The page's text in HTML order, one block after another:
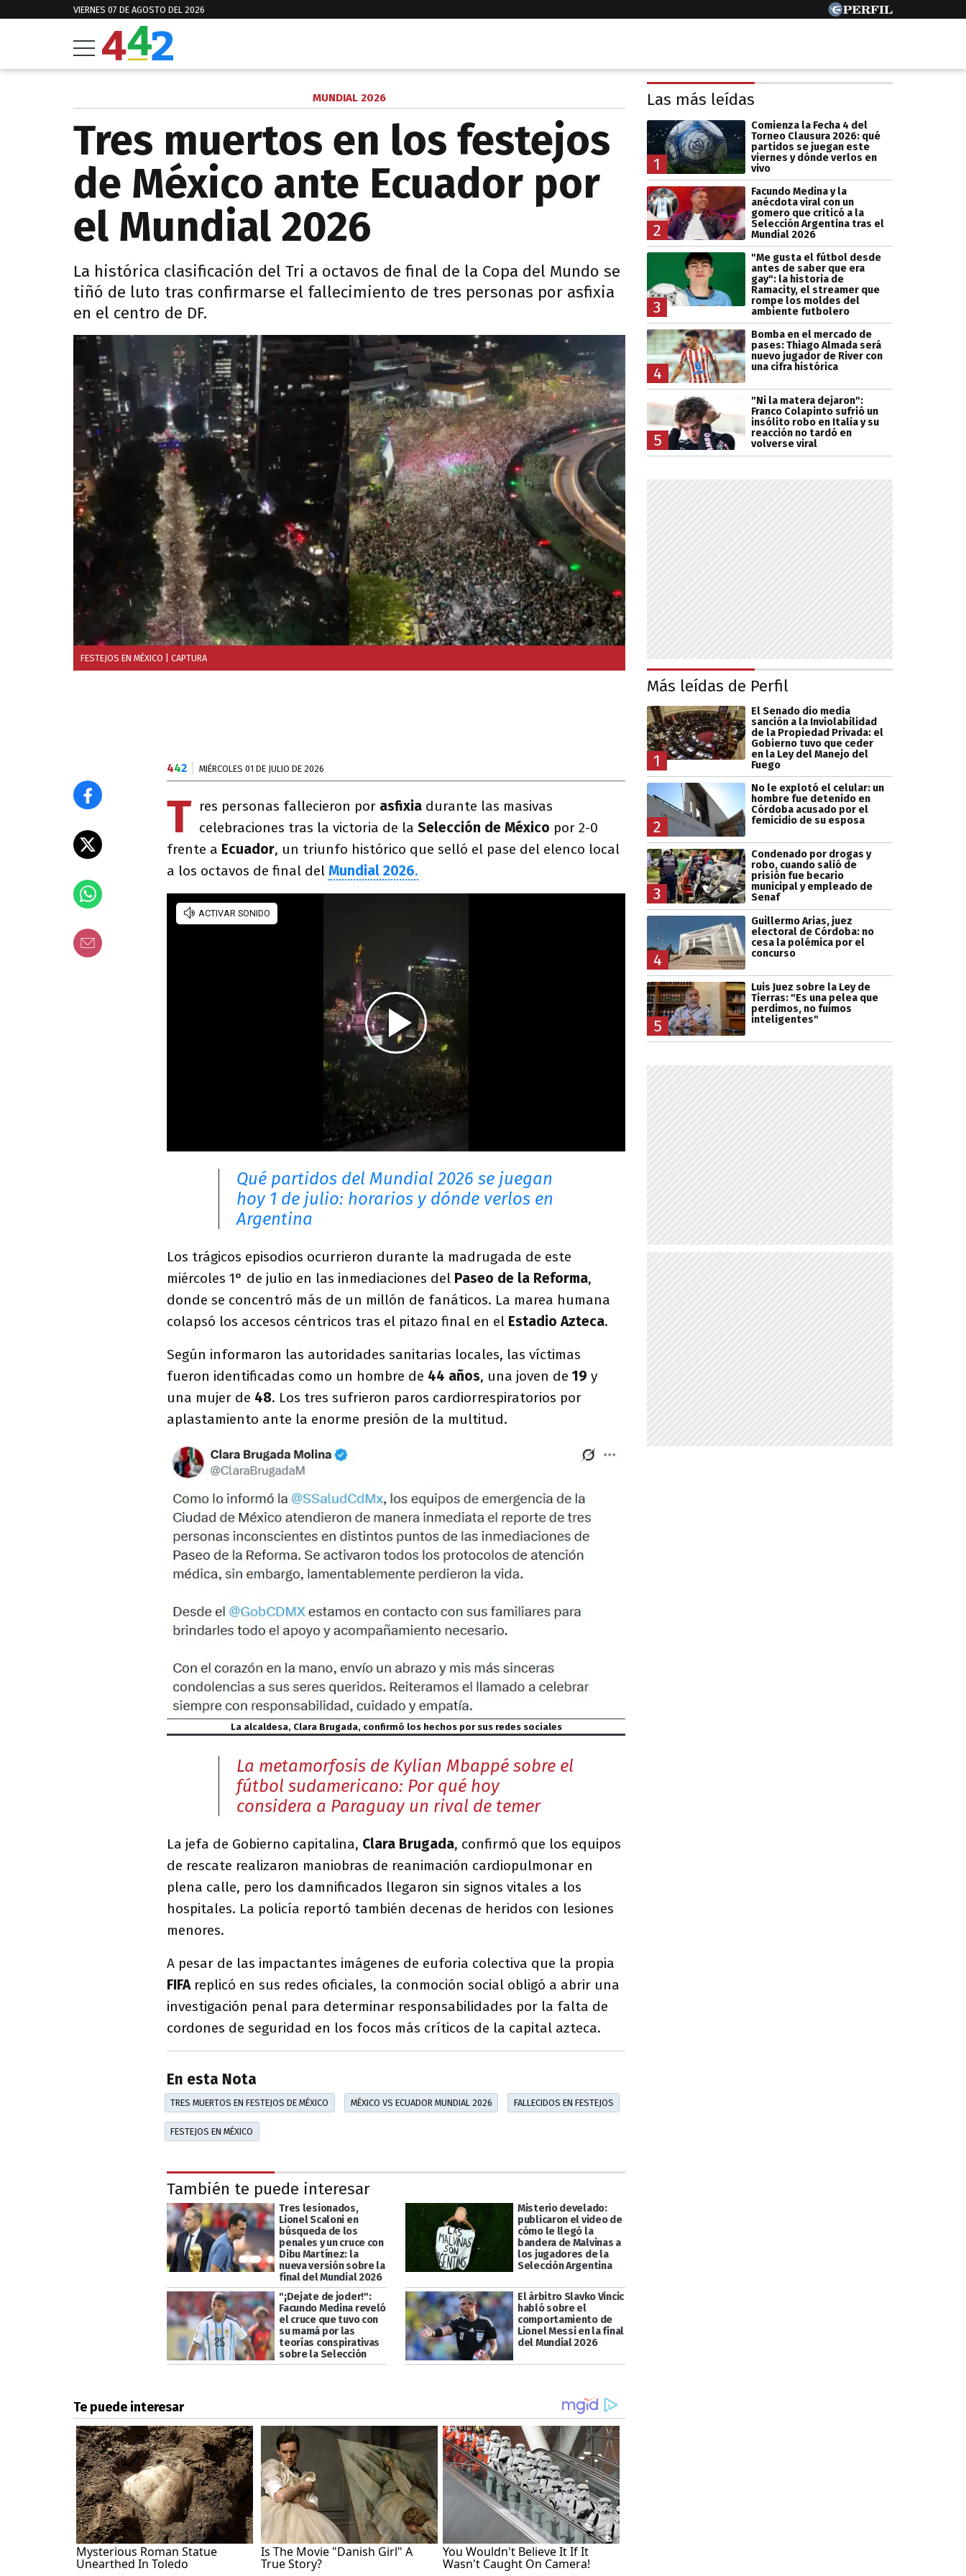
VIERNES 07 DE AGOSTO DEL 2026
MUNDIAL 2026
Tres muertos en los festejos
de México ante Ecuador por
el Mundial 2026
La histórica clasificación del Tri a octavos de final de la Copa del Mundo se
tiñó de luto tras confirmarse el fallecimiento de tres personas por asfixia
en el centro de DF.
FESTEJOS EN MÉXICO | CAPTURA
442 MIÉRCOLES 01 DE JULIO DE 2026
T res personas fallecieron por asfixia durante las masivas
celebraciones tras la victoria de la Selección de México por 2-0
frente a Ecuador, un triunfo histórico que selló el pase del elenco local
a los octavos de final del Mundial 2026.
Qué partidos del Mundial 2026 se juegan
hoy 1 de julio: horarios y dónde verlos en
Argentina
Los trágicos episodios ocurrieron durante la madrugada de este
miércoles 1° de julio en las inmediaciones del Paseo de la Reforma,
donde se concentró más de un millón de fanáticos. La marea humana
colapsó los accesos céntricos tras el pitazo final en el Estadio Azteca.
Según informaron las autoridades sanitarias locales, las víctimas
fueron identificadas como un hombre de 44 años, una joven de 19 y
una mujer de 48. Los tres sufrieron paros cardiorrespiratorios por
aplastamiento ante la enorme presión de la multitud.
La alcaldesa, Clara Brugada, confirmó los hechos por sus redes sociales
La metamorfosis de Kylian Mbappé sobre el
fútbol sudamericano: Por qué hoy
considera a Paraguay un rival de temer
La jefa de Gobierno capitalina, Clara Brugada, confirmó que los equipos
de rescate realizaron maniobras de reanimación cardiopulmonar en
plena calle, pero los damnificados llegaron sin signos vitales a los
hospitales. La policía reportó también decenas de heridos con lesiones
menores.
A pesar de las impactantes imágenes de euforia colectiva que la propia
FIFAreplicó en sus redes oficiales, la conmoción social obligó a abrir una
investigación penal para determinar responsabilidades por la falta de
cordones de seguridad en los focos más críticos de la capital azteca.
En esta Nota
TRES MUERTOS EN FESTEJOS DE MÉXICO MÉXICO VS ECUADOR MUNDIAL 2026 FALLECIDOS EN FESTEJOS
FESTEJOS EN MÉXICO
También te puede interesar
Tres lesionados,
Lionel Scaloni en
búsqueda de los
penales y un cruce con
Dibu Martínez: la
nueva versión sobre la
final del Mundial 2026
Misterio develado:
publicaron el video de
cómo le llegó la
bandera de Malvinas a
los jugadores de la
Selección Argentina
"¡Dejate de joder!":
Facundo Medina reveló
el cruce que tuvo con
su mamá por las
teorías conspirativas
sobre la Selección
El árbitro Slavko Vincic
habló sobre el
comportamiento de
Lionel Messi en la final
del Mundial 2026
Las más leídas
1
Comienza la Fecha 4 del
Torneo Clausura 2026: qué
partidos se juegan este
viernes y dónde verlos en
vivo
2
Facundo Medina y la
anécdota viral con un
gomero que criticó a la
Selección Argentina tras el
Mundial 2026
3
"Me gusta el fútbol desde
antes de saber que era
gay": la historia de
Ramacity, el streamer que
rompe los moldes del
ambiente futbolero
4
Bomba en el mercado de
pases: Thiago Almada será
nuevo jugador de River con
una cifra histórica
5
"Ni la matera dejaron":
Franco Colapinto sufrió un
insólito robo en Italia y su
reacción no tardó en
volverse viral
Más leídas de Perfil
1
El Senado dio media
sanción a la Inviolabilidad
de la Propiedad Privada: el
Gobierno tuvo que ceder
en la Ley del Manejo del
Fuego
2
No le explotó el celular: un
hombre fue detenido en
Córdoba acusado por el
femicidio de su esposa
3
Condenado por drogas y
robo, cuando salió de
prisión fue becario
municipal y empleado de
Senaf
4
Guillermo Arias, juez
electoral de Córdoba: no
cesa la polémica por el
concurso
5
Luis Juez sobre la Ley de
Tierras: "Es una pelea que
perdimos, no fuimos
inteligentes"